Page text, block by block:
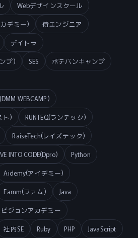
Webデザインスクール
デミー)
侍エンジニア
デイトラ
プ)
SES
ポテパンキャンプ
WEBCAMP)
ト)
RUNTEQ(ランテック)
RaiseTech(レイズテック)
INTO CODE(Dpro)
Python
Aidemy(アイデミー)
Famm(ファム)
Java
ジョンアカデミー
社内SE Ruby PHP JavaScript